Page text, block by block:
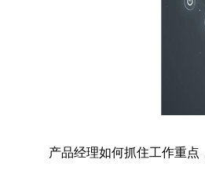
产品经理如何抓住工作重点